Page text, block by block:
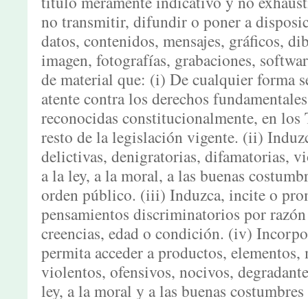
no transmitir, difundir o poner a
datos, contenidos, mensajes, gráficos,
imagen, fotografías, grabaciones,
de material que: (i) De cualquier forma
atente contra los derechos
reconocidas constitucionalmente, en
resto de la legislación vigente. (ii)
delictivas, denigratorias, difamatorias,
a la ley, a la moral, a las buenas
orden público. (iii) Induzca, incite o
pensamientos discriminatorios por
creencias, edad o condición. (iv)
permita acceder a productos,
violentos, ofensivos, nocivos,
ley, a la moral y a las buenas